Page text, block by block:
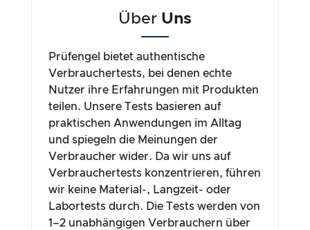
Über Uns
Prüfengel bietet authentische
Verbrauchertests, bei denen echte
Nutzer ihre Erfahrungen mit Produkten
teilen. Unsere Tests basieren auf
praktischen Anwendungen im Alltag
und spiegeln die Meinungen der
Verbraucher wider. Da wir uns auf
Verbrauchertests konzentrieren, führen
wir keine Material-, Langzeit- oder
Labortests durch. Die Tests werden von
1–2 unabhängigen Verbrauchern über